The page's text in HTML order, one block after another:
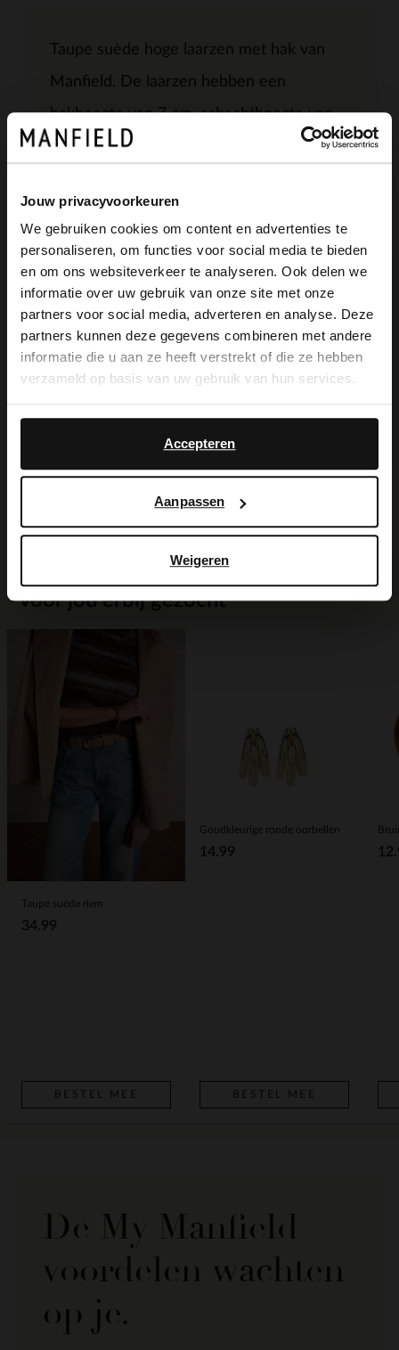
Jouw privacyvoorkeuren
We gebruiken cookies om content en advertenties te
personaliseren, om functies voor social media te bieden
en om ons websiteverkeer te analyseren. Ook delen we
informatie over uw gebruik van onze site met onze
partners voor social media, adverteren en analyse. Deze
partners kunnen deze gegevens combineren met andere
informatie die u aan ze heeft verstrekt of die ze hebben
verzameld op basis van uw gebruik van hun services.
Accepteren
Aanpassen
Weigeren
Voor jou erbij gezocht
Taupe suède riem
34.99
BESTEL MEE
Goudkleurige ronde oorbellen
14.99
BESTEL MEE
Taupe suède hoge laarzen met hak van
Manfield. De laarzen hebben een
hakhoogte van 7 cm, schachthoogte van
45 cm, een schachtomtrek van 42 cm en
schacht is deze laars goed voor een
bredere kuit. We adviseren als
bescherming en verzorging de suède/
nubuck spray in transparant.
Alles over dit product
Bezorgen & retour
De My Manfield
voordelen wachten
op je.
×
View this website in English?
It looks like your language isn't Dutch. Would
you like to switch to English?
English